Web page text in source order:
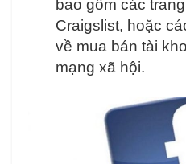
bao gồm các
Craigslist, hoặc
về mua bán tài
mạng xã hội.